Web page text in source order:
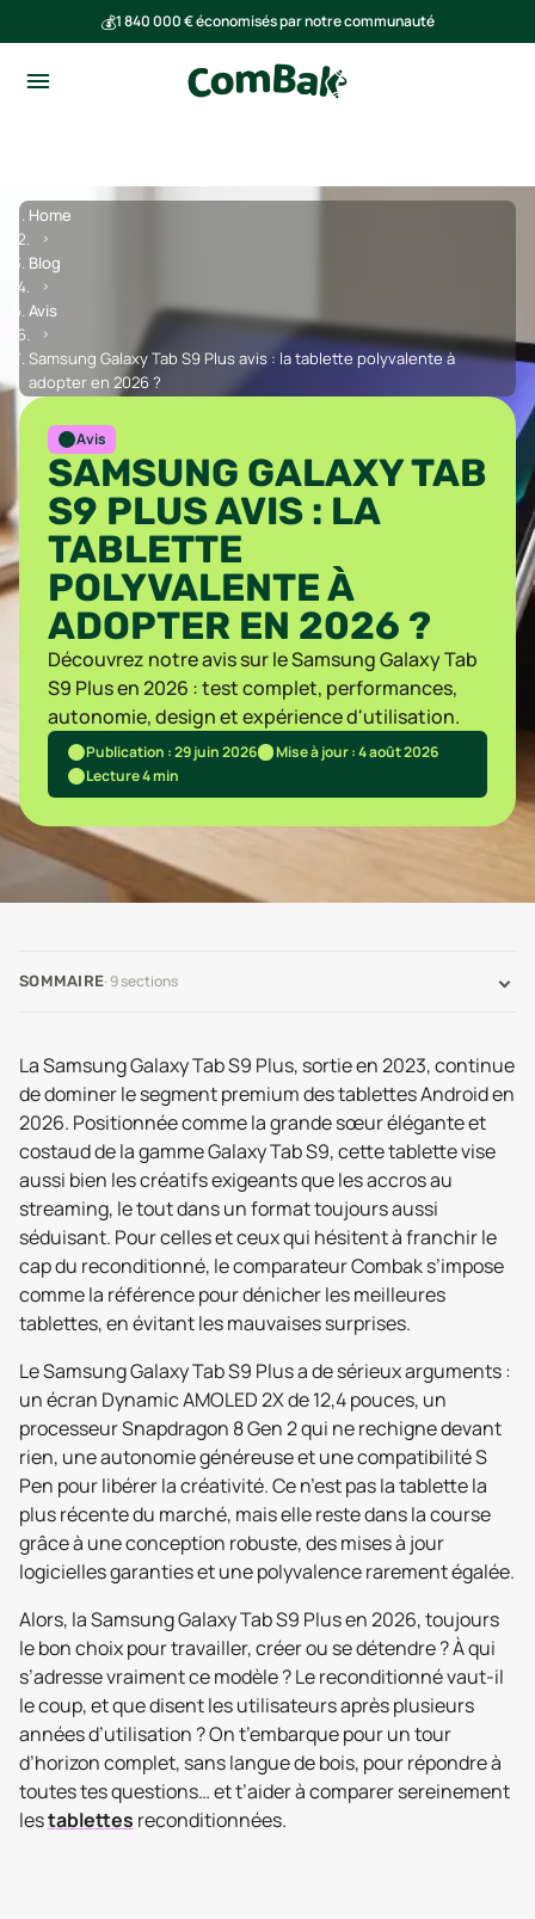
💰1 840 000 € économisés par notre communauté
Home
Blog
Avis
Samsung Galaxy Tab S9 Plus avis : la tablette polyvalente à
adopter en 2026 ?
Avis
SAMSUNG GALAXY TAB
S9 PLUS AVIS : LA
TABLETTE
POLYVALENTE À
ADOPTER EN 2026 ?
Découvrez notre avis sur le Samsung Galaxy Tab
S9 Plus en 2026 : test complet, performances,
autonomie, design et expérience d'utilisation.
Publication : 29 juin 2026
Mise à jour : 4 août 2026
Lecture 4 min
SOMMAIRE· 9sections
La Samsung Galaxy Tab S9 Plus, sortie en 2023, continue
de dominer le segment premium des tablettes Android en
2026. Positionnée comme la grande sœur élégante et
costaud de la gamme Galaxy Tab S9, cette tablette vise
aussi bien les créatifs exigeants que les accros au
streaming, le tout dans un format toujours aussi
séduisant. Pour celles et ceux qui hésitent à franchir le
cap du reconditionné, le comparateur Combak s’impose
comme la référence pour dénicher les meilleures
tablettes, en évitant les mauvaises surprises.
Le Samsung Galaxy Tab S9 Plus a de sérieux arguments :
un écran Dynamic AMOLED 2X de 12,4 pouces, un
processeur Snapdragon 8 Gen 2 qui ne rechigne devant
rien, une autonomie généreuse et une compatibilité S
Pen pour libérer la créativité. Ce n’est pas la tablette la
plus récente du marché, mais elle reste dans la course
grâce à une conception robuste, des mises à jour
logicielles garanties et une polyvalence rarement égalée.
Alors, la Samsung Galaxy Tab S9 Plus en 2026, toujours
le bon choix pour travailler, créer ou se détendre ? À qui
s’adresse vraiment ce modèle ? Le reconditionné vaut-il
le coup, et que disent les utilisateurs après plusieurs
années d’utilisation ? On t’embarque pour un tour
d’horizon complet, sans langue de bois, pour répondre à
toutes tes questions… et t’aider à comparer sereinement
lestablettes reconditionnées.